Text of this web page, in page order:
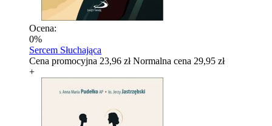
Ocena:
0%
Sercem Słuchająca
Cena promocyjna 23,96 zł Normalna cena 29,95 zł
+